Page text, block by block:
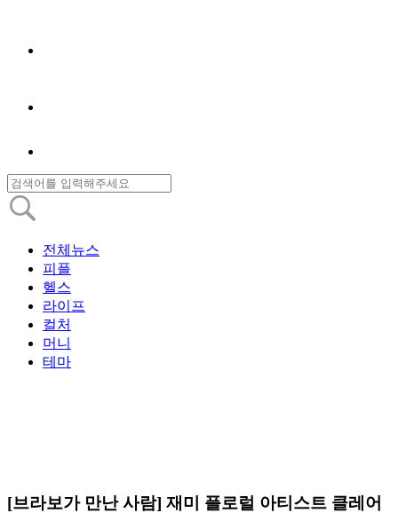
전체뉴스
피플
헬스
라이프
컬처
머니
테마
[브라보가 만난 사람] 재미 플로럴 아티스트 클레어